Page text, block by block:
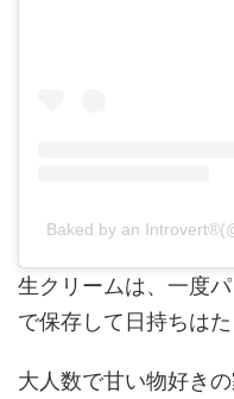
Baked by an
生クリームは、一度
で保存して日持ちは
大人数で甘い物好き